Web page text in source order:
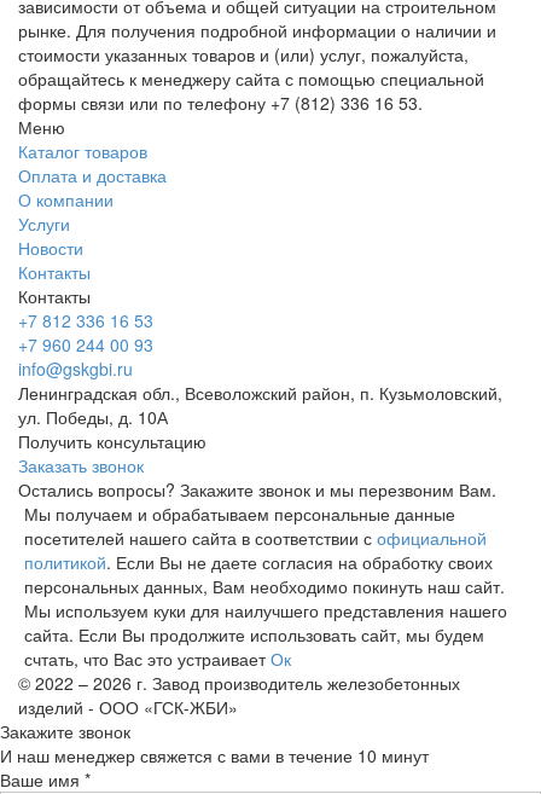
зависимости от объема и общей ситуации на строительном
рынке. Для получения подробной информации о наличии и
стоимости указанных товаров и (или) услуг, пожалуйста,
обращайтесь к менеджеру сайта с помощью специальной
формы связи или по телефону +7 (812) 336 16 53.
Меню
Каталог товаров
Оплата и доставка
О компании
Услуги
Новости
Контакты
Контакты
+7 812 336 16 53
+7 960 244 00 93
info@gskgbi.ru
Ленинградская обл., Всеволожский район, п. Кузьмоловский,
ул. Победы, д. 10А
Получить консультацию
Заказать звонок
Остались вопросы? Закажите звонок и мы перезвоним Вам.
Мы получаем и обрабатываем персональные данные
посетителей нашего сайта в соответствии с официальной
политикой. Если Вы не даете согласия на обработку своих
персональных данных, Вам необходимо покинуть наш сайт.
Мы используем куки для наилучшего представления нашего
сайта. Если Вы продолжите использовать сайт, мы будем
счтать, что Вас это устраиваетОк
© 2022 – 2026 г. Завод производитель железобетонных
изделий - ООО «ГСК-ЖБИ»
Закажите звонок
И наш менеджер свяжется с вами в течение 10 минут
Ваше имя *